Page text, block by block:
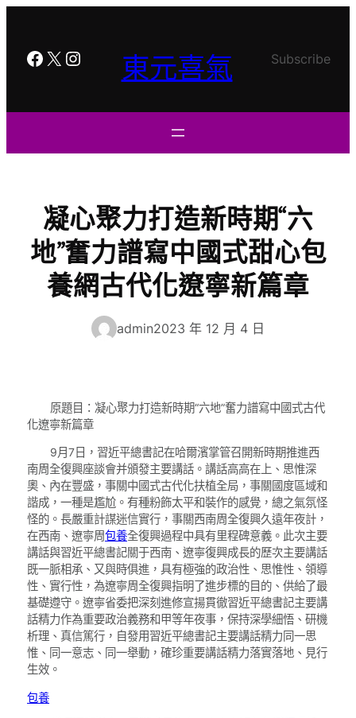
容
Facebook
X Instagram東元喜氣 Subscribe
凝心聚力打造新時期“六
地”奮力譜寫中國式甜心包
養網古代化遼寧新篇章
admin2023 年 12 月 4 日
原題目：凝心聚力打造新時期“六地”奮力譜寫中國式古代
化遼寧新篇章
9月7日，習近平總書記在哈爾濱掌管召開新時期推進西
南周全復興座談會并頒發主要講話。講話高高在上、思惟深
奧、內在豐盛，事關中國式古代化扶植全局，事關國度區域和
諧成，一種是尷尬。有種粉飾太平和裝作的感覺，總之氣氛怪
怪的。長嚴重計謀迷信實行，事關西南周全復興久遠年夜計，
在西南、遼寧周包養全復興過程中具有里程碑意義。此次主要
講話與習近平總書記關于西南、遼寧復興成長的歷次主要講話
既一脈相承、又與時俱進，具有極強的政治性、思惟性、領導
性、實行性，為遼寧周全復興指明了進步標的目的、供給了最
基礎遵守。遼寧省委把深刻進修宣揚貫徹習近平總書記主要講
話精力作為重要政治義務和甲等年夜事，保持深學細悟、研機
析理、真信篤行，自發用習近平總書記主要講話精力同一思
惟、同一意志、同一舉動，確珍重要講話精力落實落地、見行
生效。
包養